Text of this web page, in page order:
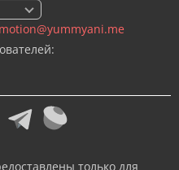
только для